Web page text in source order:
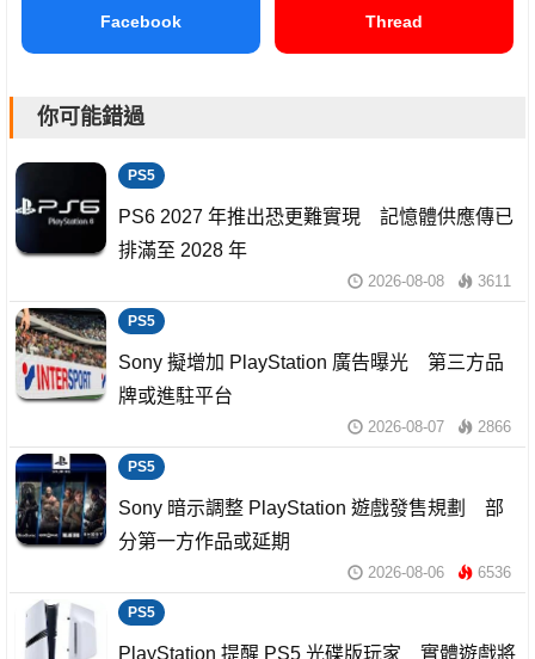
Facebook Thread
你可能錯過
PS5
PS6 2027 年推出恐更難實現 記憶體供應傳已
排滿至 2028 年
2026-08-08 3611
PS5
Sony 擬增加 PlayStation 廣告曝光 第三方品
牌或進駐平台
2026-08-07 2866
PS5
Sony 暗示調整 PlayStation 遊戲發售規劃 部
分第一方作品或延期
2026-08-06 6536
PS5
PlayStation 提醒 PS5 光碟版玩家 實體遊戲將